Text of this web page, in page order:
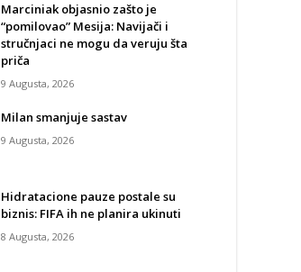
Marciniak objasnio zašto je
“pomilovao” Mesija: Navijači i
stručnjaci ne mogu da veruju šta
priča
9 Augusta, 2026
Milan smanjuje sastav
9 Augusta, 2026
Hidratacione pauze postale su
biznis: FIFA ih ne planira ukinuti
8 Augusta, 2026